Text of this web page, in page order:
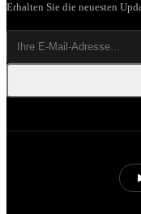
Erhalten Sie die neuesten